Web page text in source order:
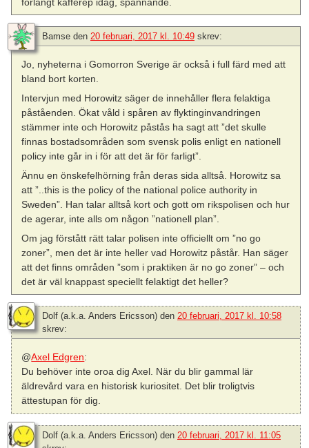
Bamse den 20 februari, 2017 kl. 10:49 skrev:
Jo, nyheterna i Gomorron Sverige är också i full färd med att
bland bort korten.
Intervjun med Horowitz säger de innehåller flera felaktiga
påståenden. Ökat våld i spåren av flyktinginvandringen
stämmer inte och Horowitz påstås ha sagt att ”det skulle
finnas bostadsområden som svensk polis enligt en nationell
policy inte går in i för att det är för farligt”.
Ännu en önskefelhörning från deras sida alltså. Horowitz sa
att ”..this is the policy of the national police authority in
Sweden”. Han talar alltså kort och gott om rikspolisen och hur
de agerar, inte alls om någon ”nationell plan”.
Om jag förstått rätt talar polisen inte officiellt om ”no go
zoner”, men det är inte heller vad Horowitz påstår. Han säger
att det finns områden ”som i praktiken är no go zoner” – och
det är väl knappast speciellt felaktigt det heller?
Dolf (a.k.a. Anders Ericsson) den 20 februari, 2017 kl. 10:58
skrev:
@Axel Edgren:
Du behöver inte oroa dig Axel. När du blir gammal lär
äldrevård vara en historisk kuriositet. Det blir troligtvis
ättestupan för dig.
Dolf (a.k.a. Anders Ericsson) den 20 februari, 2017 kl. 11:05